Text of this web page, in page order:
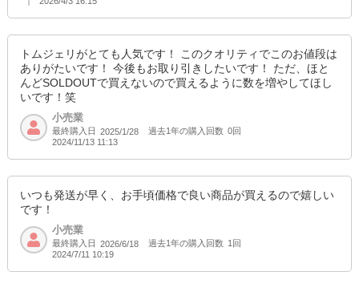
トムジェリがとても人気です！ このクオリティでこのお値段は
ありがたいです！ 今後もお取り引きしたいです！ ただ、ほと
んどSOLDOUTで買えないので買えるように数を増やしてほし
いです！笑
小売業
最終購入日 2025/1/28 過去1年の購入回数 0回
2024/11/13 11:13
いつも発送が早く、お手頃価格で良い商品が買えるので嬉しい
です！
小売業
最終購入日 2026/6/18 過去1年の購入回数 1回
2024/7/11 10:19